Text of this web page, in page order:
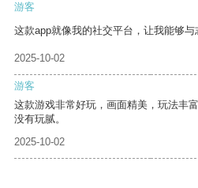
游客
这款app就像我的社交平台，让我能够与
2025-10-02
游客
这款游戏非常好玩，画面精美，玩法丰
没有玩腻。
2025-10-02